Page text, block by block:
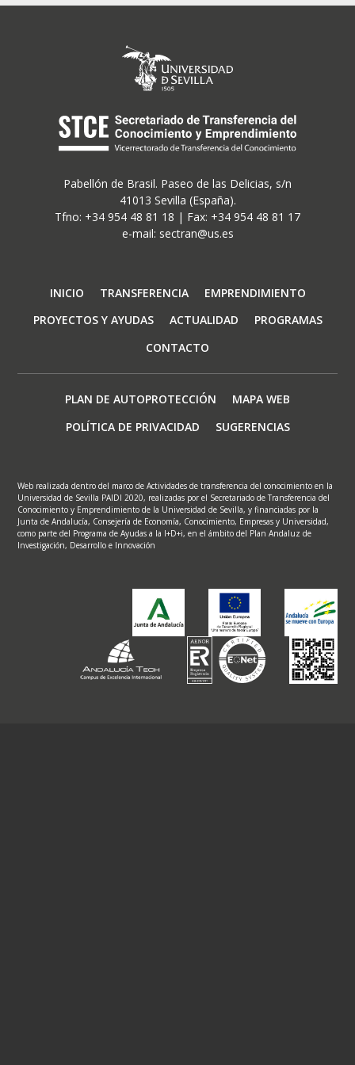
Pabellón de Brasil. Paseo de las Delicias, s/n
41013 Sevilla (España).
Tfno: +34 954 48 81 18 | Fax: +34 954 48 81 17
e-mail: sectran@us.es
Navegación
principal
INICIO TRANSFERENCIA
EMPRENDIMIENTO
PROYECTOS Y AYUDAS
ACTUALIDAD
PROGRAMAS
CONTACTO
PLAN DE AUTOPROTECCIÓN
MAPA WEB
POLÍTICA DE PRIVACIDAD
SUGERENCIAS
Web realizada dentro del marco de Actividades de transferencia del conocimiento en la
Universidad de Sevilla PAIDI 2020, realizadas por el Secretariado de Transferencia del
Conocimiento y Emprendimiento de la Universidad de Sevilla, y financiadas por la
Junta de Andalucía, Consejería de Economía, Conocimiento, Empresas y Universidad,
como parte del Programa de Ayudas a la I+D+i, en el ámbito del Plan Andaluz de
Investigación, Desarrollo e Innovación